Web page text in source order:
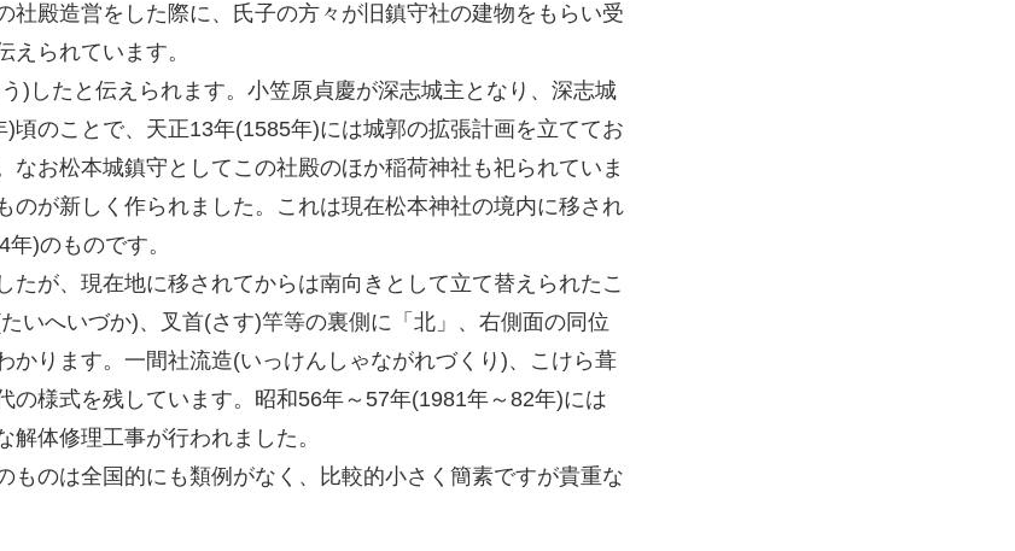
社殿造営をした際に、氏子の方々が旧鎮守社の建物をもらい受
られています。
)したと伝えられます。小笠原貞慶が深志城主となり、深志城
頃のことで、天正13年(1585年)には城郭の拡張計画を立ててお
なお松本城鎮守としてこの社殿のほか稲荷神社も祀られていま
のが新しく作られました。これは現在松本神社の境内に移され
)のものです。
たが、現在地に移されてからは南向きとして立て替えられたこ
いへいづか)、叉首(さす)竿等の裏側に「北」、右側面の同位
かります。一間社流造(いっけんしゃながれづくり)、こけら葺
の様式を残しています。昭和56年～57年(1981年～82年)には
体修理工事が行われました。
ものは全国的にも類例がなく、比較的小さく簡素ですが貴重な